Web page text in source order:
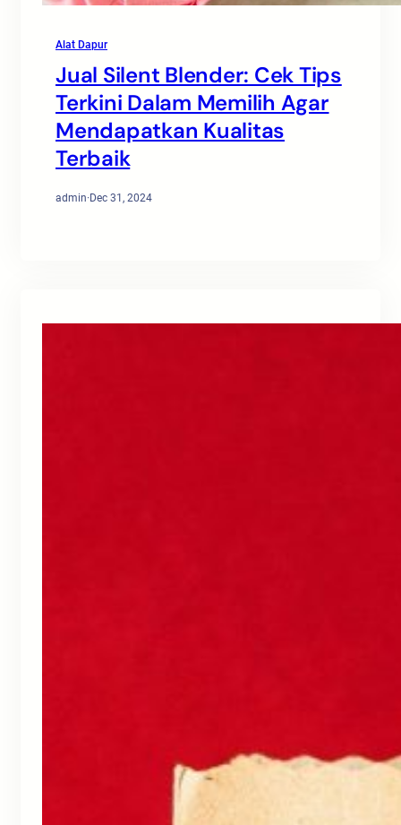
Alat Dapur
Jual Silent Blender: Cek Tips
Terkini Dalam Memilih Agar
Mendapatkan Kualitas
Terbaik
admin·Dec 31, 2024